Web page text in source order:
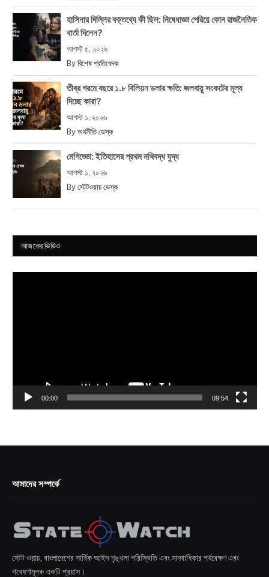
হাসিনার দিল্লির বক্তব্যে কী ছিল: নিষেধাজ্ঞা পেরিয়ে কোন রাজনৈতিক
বার্তা দিলেন?
আগস্ট ৫, ২০২৬
By বিশেষ প্রতিবেদক
তীব্র গরমে বছরে ১.৮ বিলিয়ন ডলার ক্ষতি: জলবায়ু সংকটের মূল্য
দিচ্ছে কারা?
আগস্ট ১, ২০২৬
By অর্থনীতি ডেস্ক
মেগিড্ডো: ইতিহাসের প্রথম নথিবদ্ধ যুদ্ধ
আগস্ট ১, ২০২৬
By স্টেটওয়াচ ডেস্ক
আজকের ভিডিও
00:00 09:54
আমাদের সম্পর্কে
স্টেট ওয়াচ, বাংলাদেশের সার্বিক আইন শৃঙ্খলা পরিস্থিতি এবং মানবাধিকার পর্যবেক্ষণ এবং
গবেষণামূলক একটি প্রয়াস।